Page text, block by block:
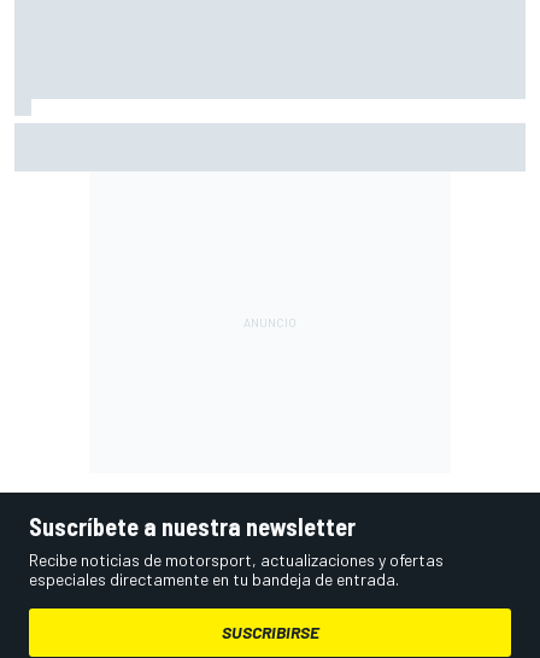
Suscríbete a nuestra newsletter
Recibe noticias de motorsport, actualizaciones y ofertas
especiales directamente en tu bandeja de entrada.
SUSCRIBIRSE